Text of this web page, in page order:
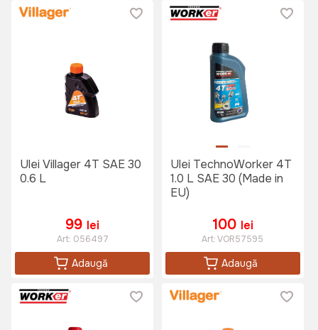
Ulei Villager 4T SAE 30
0.6 L
99 lei
Art: 056497
Adaugă
Ulei TechnoWorker 4T
1.0 L SAE 30 (Made in
EU)
100 lei
Art:VOR57595
Adaugă